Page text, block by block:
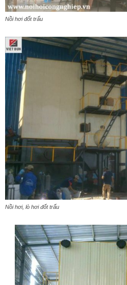
Nồi hơi đốt trấu
Nồi hơi, lò hơi đốt trấu